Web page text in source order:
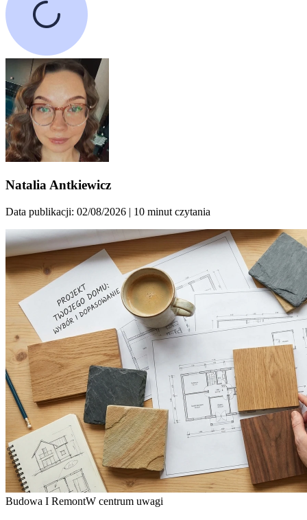
Natalia Antkiewicz
Data publikacji: 02/08/2026 | 10 minut czytania
Budowa I RemontW centrum uwagi